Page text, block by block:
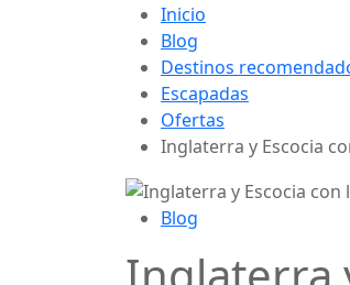
Inicio
Blog
Destinos
Escapadas
Ofertas
Inglaterra y Escocia
Blog